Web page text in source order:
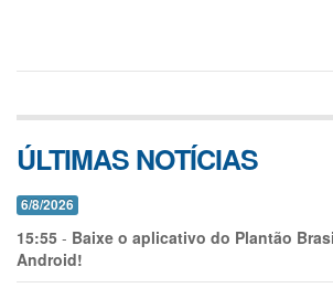
ÚLTIMAS NOTÍCIAS
6/8/2026
15:55 - Baixe o aplicativo do Plantão
Android!